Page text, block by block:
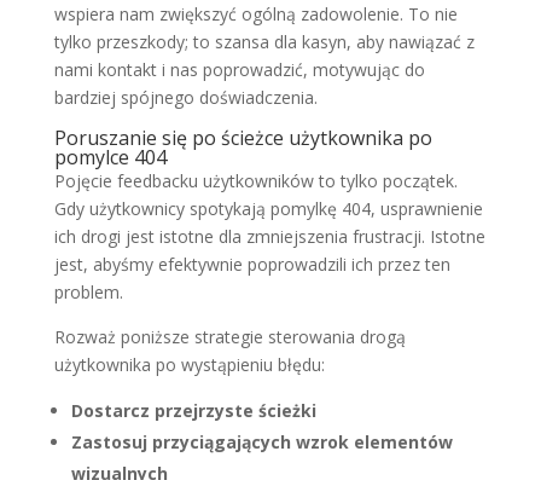
wspiera nam zwiększyć ogólną zadowolenie. To nie
tylko przeszkody; to szansa dla kasyn, aby nawiązać z
nami kontakt i nas poprowadzić, motywując do
bardziej spójnego doświadczenia.
Poruszanie się po ścieżce użytkownika po
pomylce 404
Pojęcie feedbacku użytkowników to tylko początek.
Gdy użytkownicy spotykają pomylkę 404, usprawnienie
ich drogi jest istotne dla zmniejszenia frustracji. Istotne
jest, abyśmy efektywnie poprowadzili ich przez ten
problem.
Rozważ poniższe strategie sterowania drogą
użytkownika po wystąpieniu błędu:
Dostarcz przejrzyste ścieżki
Zastosuj przyciągających wzrok elementów
wizualnych